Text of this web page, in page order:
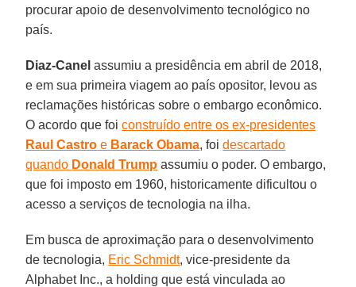
procurar apoio de desenvolvimento tecnológico no
país.
Diaz-Canel assumiu a presidência em abril de 2018,
e em sua primeira viagem ao país opositor, levou as
reclamações históricas sobre o embargo econômico.
O acordo que foiconstruído entre os ex-presidentes
Raul Castro e Barack Obama, foidescartado
quando Donald Trump assumiu o poder. O embargo,
que foi imposto em 1960, historicamente dificultou o
acesso a serviços de tecnologia na ilha.
Em busca de aproximação para o desenvolvimento
de tecnologia, Eric Schmidt, vice-presidente da
Alphabet Inc., a holding que está vinculada ao